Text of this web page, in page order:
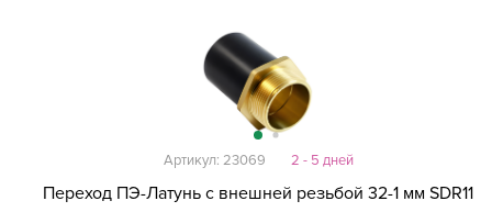
Переход ПЭ-Латунь с внешней резьбой 32-1 мм SDR11
Артикул: 23069 2 - 5 дней